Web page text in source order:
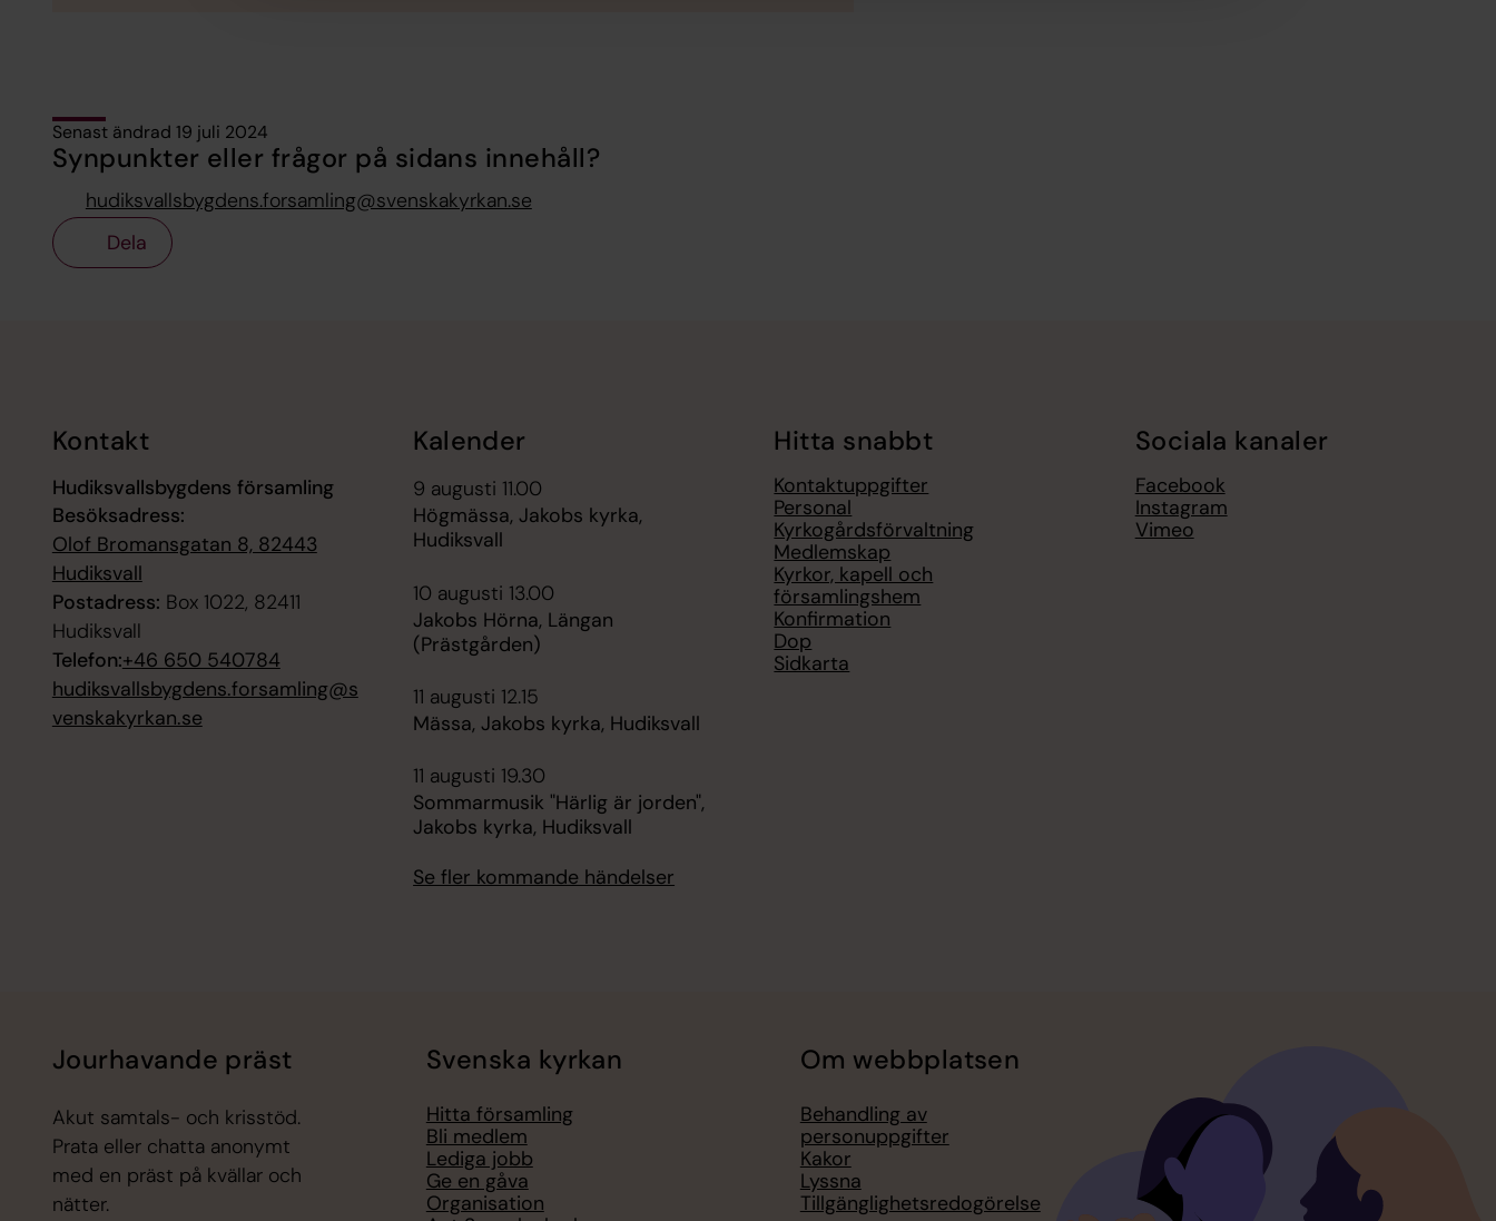
Senast ändrad 19 juli 2024
Synpunkter eller frågor på sidans innehåll?
hudiksvallsbygdens.forsamling@svenskakyrkan.se
Dela
Kontakt
Hudiksvallsbygdens församling
Besöksadress:
Olof Bromansgatan 8, 82443
Hudiksvall
Postadress: Box 1022, 82411
Hudiksvall
Telefon:+46 650 540784
hudiksvallsbygdens.forsamling@s
venskakyrkan.se
Kalender
9 augusti 11.00
Högmässa, Jakobs kyrka,
Hudiksvall
10 augusti 13.00
Jakobs Hörna, Längan
(Prästgården)
11 augusti 12.15
Mässa, Jakobs kyrka, Hudiksvall
11 augusti 19.30
Sommarmusik "Härlig är jorden",
Jakobs kyrka, Hudiksvall
Se fler kommande händelser
Hitta snabbt
Kontaktuppgifter
Personal
Kyrkogårdsförvaltning
Medlemskap
Kyrkor, kapell och
församlingshem
Konfirmation
Dop
Sidkarta
Sociala kanaler
Facebook
Instagram
Vimeo
Jourhavande präst
Akut samtals- och krisstöd.
Prata eller chatta anonymt
med en präst på kvällar och
nätter.
Svenska kyrkan
Hitta församling
Bli medlem
Lediga jobb
Ge en gåva
Organisation
Om webbplatsen
Behandling av
personuppgifter
Kakor
Lyssna
Tillgänglighetsredogörelse